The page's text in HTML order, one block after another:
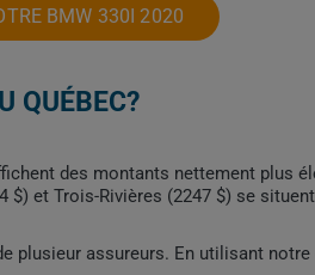
BMW 330I 2020
QUÉBEC?
des montants nettement plus
et Trois-Rivières (2247 $) se
plusieur assureurs. En utilisant